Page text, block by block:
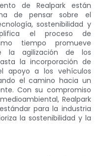
de Realpark están
de pensar sobre el
sostenibilidad y
el proceso de
tiempo promueve
la agilización de los
la incorporación de
apoyo a los vehículos
el camino hacia un
Con su compromiso
Realpark
para la industria
la sostenibilidad y la